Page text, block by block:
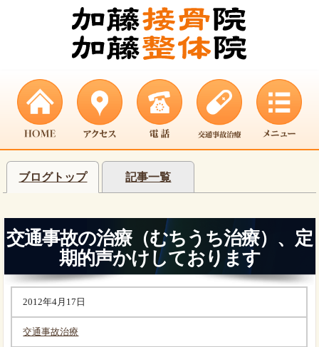
ブログトップ 記事一覧
交通事故の治療（むちうち治療）、定
期的声かけしております
2012年4月17日
交通事故治療